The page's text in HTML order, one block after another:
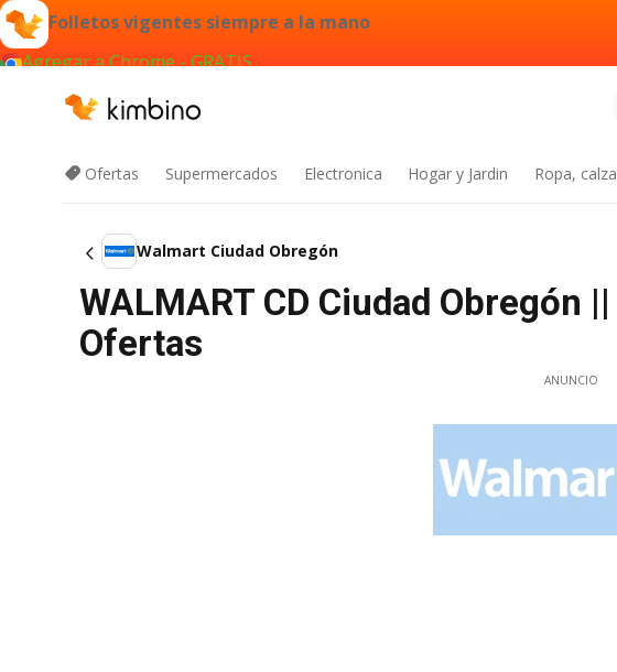
Folletos vigentes siempre a la mano
Agregar a Chrome - GRATIS
Ofertas Supermercados Electronica Hogar y Jardin Ropa,
Walmart Ciudad Obregón
WALMART CD Ciudad Obregón
Ofertas
ANUNCIO